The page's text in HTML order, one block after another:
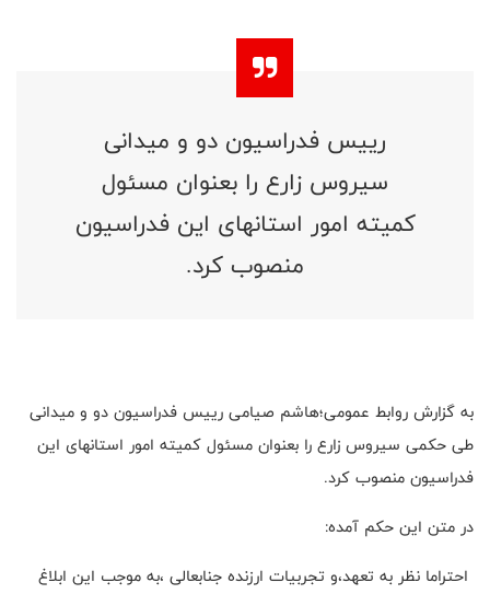
رییس فدراسیون دو و میدانی
سیروس زارع را بعنوان مسئول
کمیته امور استانهای این فدراسیون
منصوب کرد.
به گزارش روابط عمومی؛هاشم صیامی رییس فدراسیون دو و میدانی
طی حکمی سیروس زارع را بعنوان مسئول کمیته امور استانهای این
فدراسیون منصوب کرد.
در متن این حکم آمده:
احتراما نظر به تعهد،و تجربیات ارزنده جنابعالی ،به موجب این ابلاغ